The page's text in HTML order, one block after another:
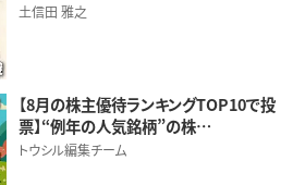
土信田 雅之
【8月の株主優待ランキングTOP10で投
票】“例年の人気銘柄”の株…
トウシル編集チーム